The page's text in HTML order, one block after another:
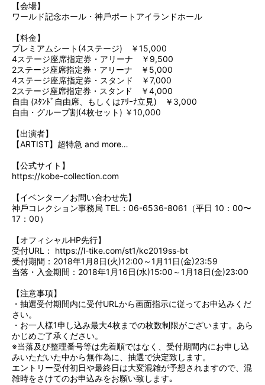
【会場】
ワールド記念ホール・神⼾ポートアイランドホール
【料金】
プレミアムシート(4ステージ) ￥15,000
4ステージ座席指定券・アリーナ ￥9,500
2ステージ座席指定券・アリーナ ￥5,000
4ステージ座席指定券・スタンド ￥7,000
2ステージ座席指定券・スタンド ￥4,000
自由 (ｽﾀﾝﾄﾞ自由席、もしくはｱﾘｰﾅ立見) ￥3,000
自由・グループ割(4枚セット) ￥10,000
【出演者】
【ARTIST】超特急 and more…
【公式サイト】
https://kobe-collection.com
【イベンター／お問い合わせ先】
神⼾コレクション事務局 TEL：06-6536-8061（平⽇ 10：00〜
17：00）
【オフィシャルHP先行】
受付URL： https://l-tike.com/st1/kc2019ss-bt
受付期間：2018年1月8日(火)12:00～1月11日(金)23:59
当落・入金期間：2018年1月16日(水)15:00～1月18日(金)23:00
【注意事項】
・抽選受付期間内に受付URLから画面指示に従ってお申込みくだ
さい。
・お一人様1申し込み最大4枚までの枚数制限がございます。あら
かじめご了承ください。
※当落及び整理番号等は先着順ではなく、受付期間内にお申し込
みいただいた中から無作為に、抽選で決定致します。
エントリー受付初日や最終日は大変混雑が予想されますので、混
雑時をさけてのお申込みをお願い致します｡